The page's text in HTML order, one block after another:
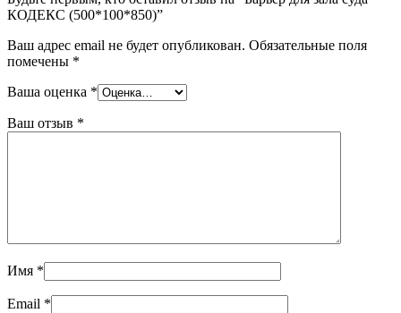
КОДЕКС (500*100*850)”
Ваш адрес email не будет опубликован. Обязательные поля
помечены *
Ваша оценка *
Ваш отзыв *
Имя *
Email *